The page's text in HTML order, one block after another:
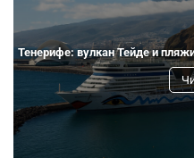
Тенерифе: вулкан Тейде и